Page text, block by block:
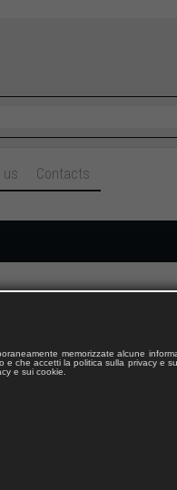
us Contacts
fisso
memorizzate alcune
e che accetti la politica sulla privacy e
e sui cookie.